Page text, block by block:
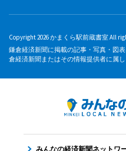
Copyright 2026 かまくら駅前蔵書室 All
鎌倉経済新聞に掲載の記事・写真・図
倉経済新聞またはその情報提供者に属し
みんなの経済新聞ネットワ